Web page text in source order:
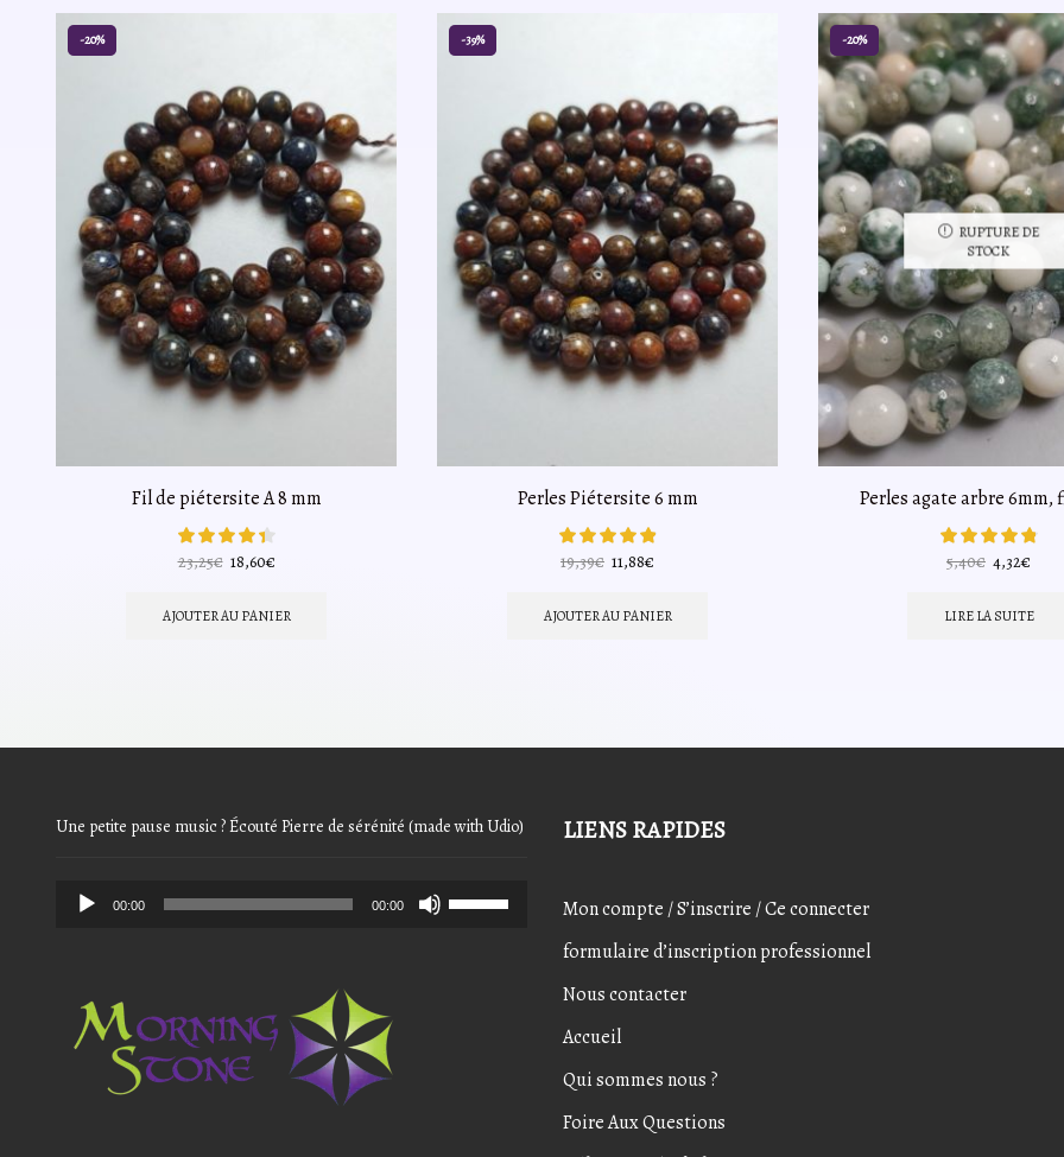
-20%
Fil de piétersite A 8 mm
23,25€ Le
initial
18,60€Le
actuel
AJOUTER AU PANIER
-39%
Perles Piétersite 6 mm
19,39€ Le
initial
11,88€
actuel
AJOUTER AU PANIER
RUPTURE DE
STOCK
-20%
Perles agate arbre 6mm,
5,40€ Le
initial
4,32€
LIRE LA SUITE
Une petite pause music ? Écouté Pierre de sérénité (made with Udio)
Audio
00:00 00:00
Use
LIENS RAPIDES
Mon compte / S’inscrire / Ce connecter
formulaire d’inscription professionnel
Nous contacter
Accueil
Qui sommes nous ?
Foire Aux Questions